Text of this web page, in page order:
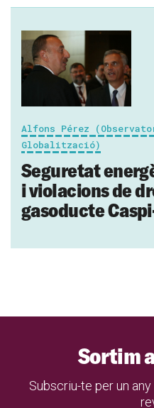
Alfons Pérez
Globalització)
Seguretat
i violacions de
gasoducte
Sortim
Subscriu-te per un